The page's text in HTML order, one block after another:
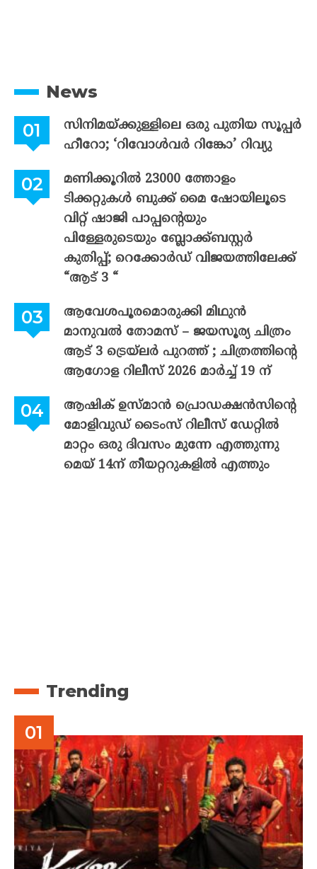
News
സിനിമയ്ക്കുള്ളിലെ ഒരു പുതിയ സൂപ്പർ
ഹീറോ; ‘റിവോൾവർ റിങ്കോ’ റിവ്യു
മണിക്കൂറിൽ 23000 ത്തോളം
ടിക്കറ്റുകൾ ബുക്ക് മൈ ഷോയിലൂടെ
വിറ്റ് ഷാജി പാപ്പന്റെയും
പിള്ളേരുടെയും ബ്ലോക്ക്ബസ്റ്റർ
കുതിപ്പ്; റെക്കോർഡ് വിജയത്തിലേക്ക്
“ആട് 3 “
ആവേശപൂരമൊരുക്കി മിഥുൻ
മാനുവൽ തോമസ് – ജയസൂര്യ ചിത്രം
ആട് 3 ട്രെയ്‌ലർ പുറത്ത് ; ചിത്രത്തിന്റെ
ആഗോള റിലീസ് 2026 മാർച്ച് 19 ന്
ആഷിക് ഉസ്മാൻ പ്രൊഡക്ഷൻസിന്റെ
മോളിവുഡ് ടൈംസ് റിലീസ് ഡേറ്റിൽ
മാറ്റം ഒരു ദിവസം മുന്നേ എത്തുന്നു
മെയ് 14ന് തീയറ്ററുകളിൽ എത്തും
Trending